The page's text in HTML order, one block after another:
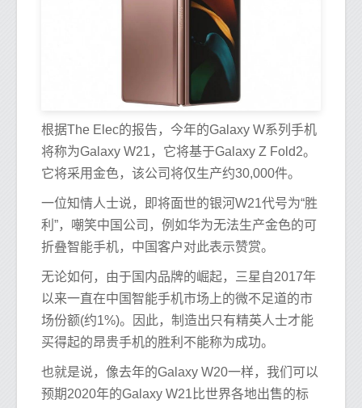
根据The Elec的报告，今年的Galaxy W系列手机
将称为Galaxy W21，它将基于Galaxy Z Fold2。
它将采用金色，该公司将仅生产约30,000件。
一位知情人士说，即将面世的银河W21代号为“胜
利”，嘲笑中国公司，例如华为无法生产金色的可
折叠智能手机，中国客户对此表示赞赏。
无论如何，由于国内品牌的崛起，三星自2017年
以来一直在中国智能手机市场上的微不足道的市
场份额(约1%)。因此，制造出只有精英人士才能
买得起的昂贵手机的胜利不能称为成功。
也就是说，像去年的Galaxy W20一样，我们可以
预期2020年的Galaxy W21比世界各地出售的标